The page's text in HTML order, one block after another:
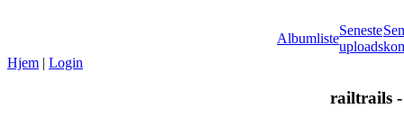
Albumliste
Seneste
uploads
Hjem | Login
railtrails